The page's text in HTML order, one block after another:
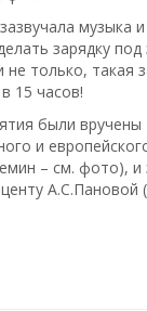
музыка
зарядку
только, такая
15 часов!
были
и
– см. фото),
А.С.Пановой